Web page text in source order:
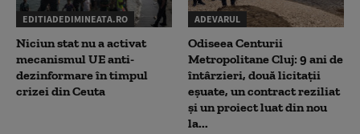
EDITIADEDIMINEATA.RO
Niciun stat nu a activat
mecanismul UE anti-
dezinformare în timpul
crizei din Ceuta
ADEVARUL
Odiseea Centurii
Metropolitane Cluj: 9 ani de
întârzieri, două licitații
eșuate, un contract reziliat
și un proiect luat din nou
la...